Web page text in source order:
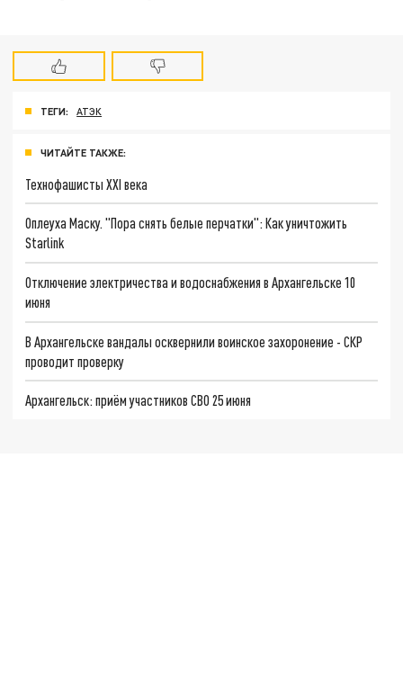
ТЕГИ: АТЭК
ЧИТАЙТЕ ТАКЖЕ:
Технофашисты XXI века
Оплеуха Маску. "Пора снять белые перчатки": Как уничтожить
Starlink
Отключение электричества и водоснабжения в Архангельске 10
июня
В Архангельске вандалы осквернили воинское захоронение - СКР
проводит проверку
Архангельск: приём участников СВО 25 июня